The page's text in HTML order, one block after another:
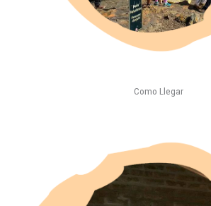
Como Llegar